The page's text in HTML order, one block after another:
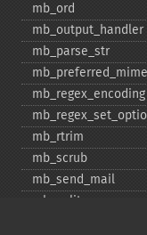
mb_​ord
mb_​output_​handler
mb_​parse_​str
mb_​regex_​encoding
mb_​rtrim
mb_​scrub
mb_​send_​mail
mb_​split